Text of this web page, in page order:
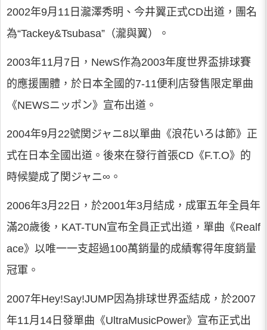
2002年9月11日瀧澤秀明、今井翼正式CD出道，團名
為“Tackey&Tsubasa”（瀧與翼）。
2003年11月7日，NewS作為2003年度世界盃排球賽
的應援團體，於日本全國的7-11便利店發售限定單曲
《NEWSニッポン》宣布出道。
2004年9月22號関ジャニ8以單曲《浪花いろは節》正
式在日本全國出道。後來在發行首張CD《F.T.O》的
時候變成了関ジャニ∞。
2006年3月22日，於2001年3月結成，成軍五年全員年
滿20歲後，KAT-TUN宣布全員正式出道，單曲《Realf
ace》以唯一一支超過100萬銷量的成績奪得年度銷量
冠軍。
2007年Hey!Say!JUMP因為排球世界盃結成，於2007
年11月14日發單曲《UltraMusicPower》宣布正式出